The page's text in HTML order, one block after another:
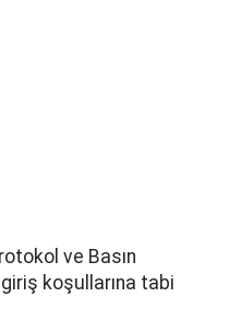
ve Basın
koşullarına tabi